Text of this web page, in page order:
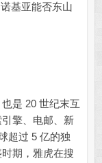
基亚能否东山
是 20 世纪末互
擎、电邮、新
超过 5 亿的独
期，雅虎在搜